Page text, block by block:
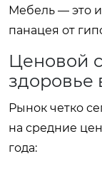
Мебель — это
панацея от
Ценовой
здоровье
Рынок четко
на средние
года: